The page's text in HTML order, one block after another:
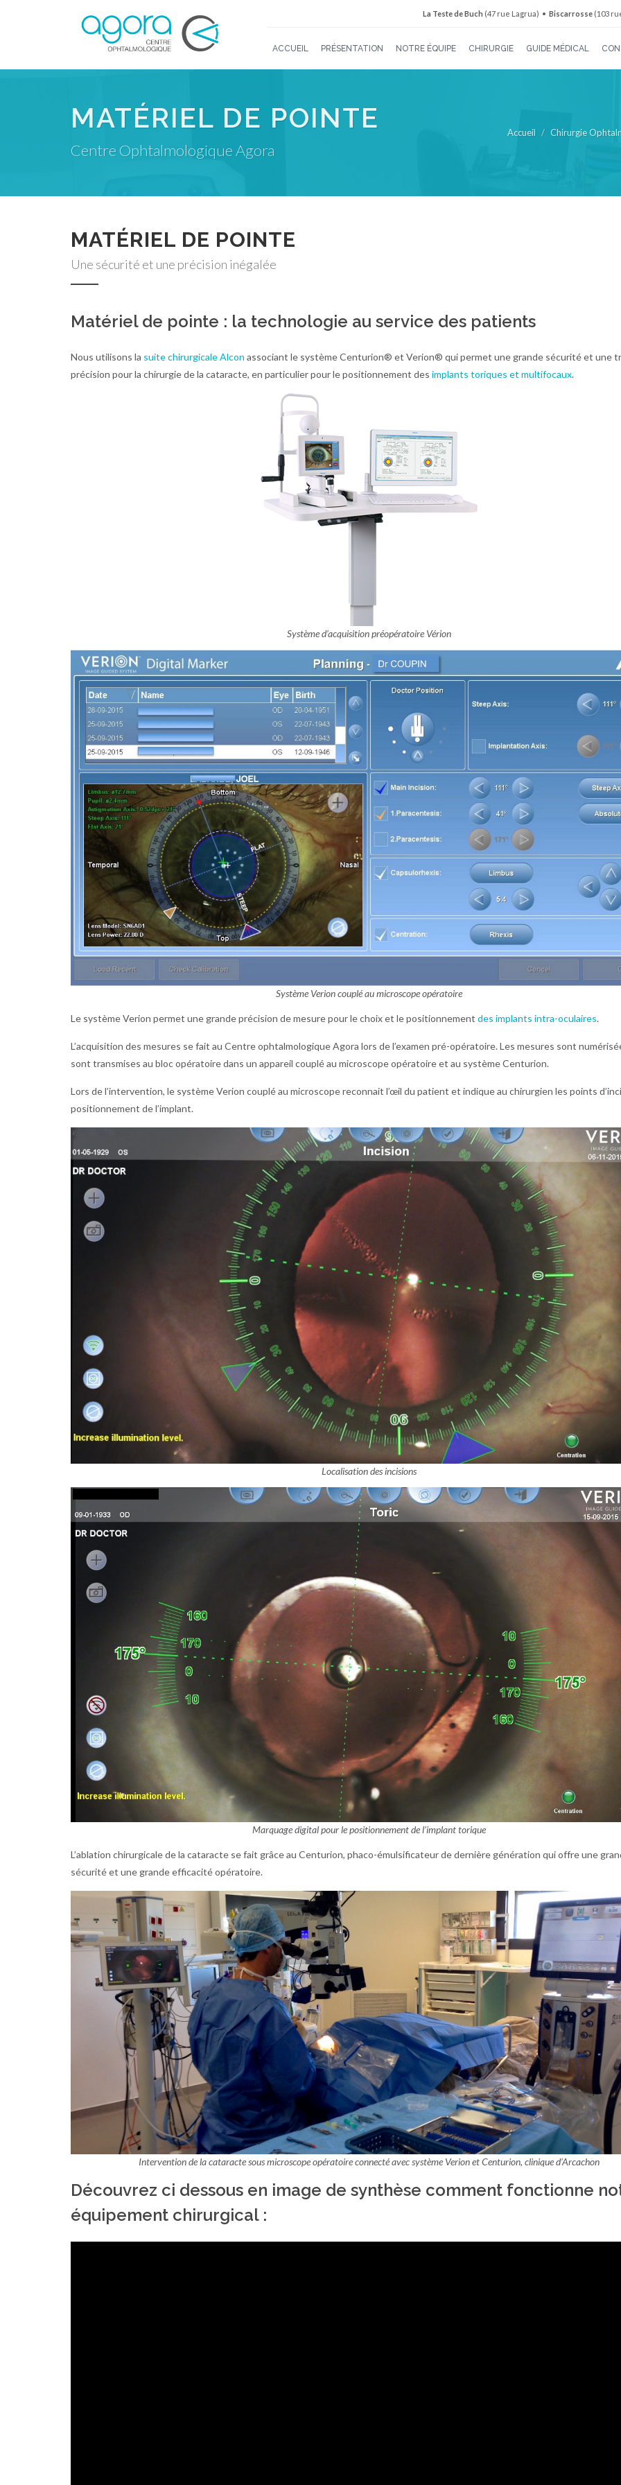
La Teste de Buch (47 rue Lagrua) • Biscarrosse (103
ACCUEIL PRÉSENTATION NOTRE ÉQUIPE CHIRURGIE GUIDE MÉDICAL
MATÉRIEL DE POINTE
Centre Ophtalmologique Agora
Accueil Chirurgie
MATÉRIEL DE POINTE
Une sécurité et une précision inégalée
Matériel de pointe : la technologie au service des patients
Nous utilisons la suite chirurgicale Alcon associant le système Centurion® et Verion® qui permet une grande sécurité et une
précision pour la chirurgie de la cataracte, en particulier pour le positionnement des implants toriques et multifocaux.
Système d’acquisition préopératoire Vérion
Système Verion couplé au microscope opératoire
Le système Verion permet une grande précision de mesure pour le choix et le positionnement des implants intra-oculaires.
L’acquisition des mesures se fait au Centre ophtalmologique Agora lors de l’examen pré-opératoire. Les mesures sont
sont transmises au bloc opératoire dans un appareil couplé au microscope opératoire et au système Centurion.
Lors de l’intervention, le système Verion couplé au microscope reconnait l’œil du patient et indique au chirurgien les points
positionnement de l’implant.
Localisation des incisions
Marquage digital pour le positionnement de l’implant torique
L’ablation chirurgicale de la cataracte se fait grâce au Centurion, phaco-émulsificateur de dernière génération qui offre une
sécurité et une grande efficacité opératoire.
Intervention de la cataracte sous microscope opératoire connecté avec système Verion et Centurion, clinique d’Arcachon
Découvrez ci dessous en image de synthèse comment fonctionne
équipement chirurgical :